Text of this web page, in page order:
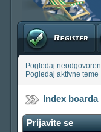
Registruj se
Pogledaj
Pogledaj aktivne teme
Index boarda
Prijavite se